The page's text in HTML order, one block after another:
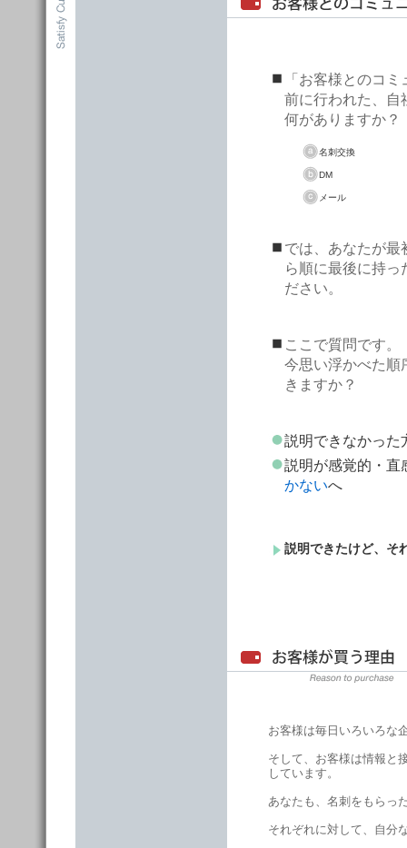
「お客様とのコ
前に行われた、自
何がありますか？
名刺交換
DM
メール
では、あなたが最
ら順に最後に持
ださい。
ここで質問です。
今思い浮かべた順
きますか？
説明できなか
説明が感覚的・
かないへ
説明できたけど、そ
お客様は毎日いろいろな
そして、お客様は情報と
しています。
あなたも、名刺をもらっ
それぞれに対して、自分